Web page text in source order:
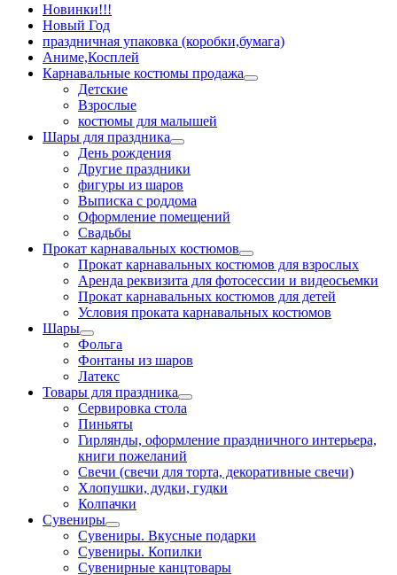
Новинки!!!
Новый Год
праздничная упаковка (коробки,бумага)
Аниме,Косплей
Карнавальные костюмы продажа
Детские
Взрослые
костюмы для малышей
Шары для праздника
День рождения
Другие праздники
фигуры из шаров
Выписка с роддома
Оформление помещений
Свадьбы
Прокат карнавальных костюмов
Прокат карнавальных костюмов для взрослых
Аренда реквизита для фотосессии и видеосьемки
Прокат карнавальных костюмов для детей
Условия проката карнавальных костюмов
Шары
Фольга
Фонтаны из шаров
Латекс
Товары для праздника
Сервировка стола
Пиньяты
Гирлянды, оформление праздничного интерьера,
книги пожеланий
Свечи (свечи для торта, декоративные свечи)
Хлопушки, дудки, гудки
Колпачки
Сувениры
Сувениры. Вкусные подарки
Сувениры. Копилки
Сувенирные канцтовары